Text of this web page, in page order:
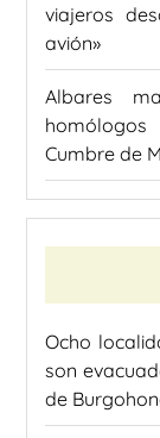
viajeros
avión»
Albares
homólogos
Cumbre de
Ocho
son
de